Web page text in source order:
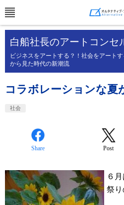
白船社長のアートコンセ
ビジネスをアートする？！社会をアート
から見た時代の新潮流
コラボレーションな夏
社会
Share Post
６
祭り